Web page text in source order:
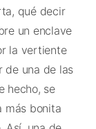
qué decir
un enclave
la vertiente
de una de las
hecho, se
más bonita